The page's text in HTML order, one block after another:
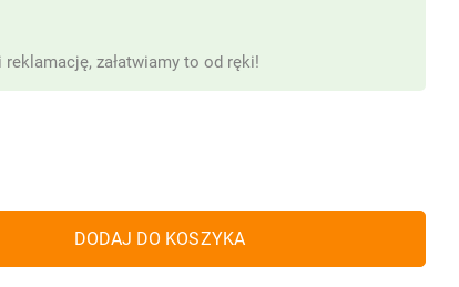
załatwiamy to od ręki!
DODAJ DO KOSZYKA